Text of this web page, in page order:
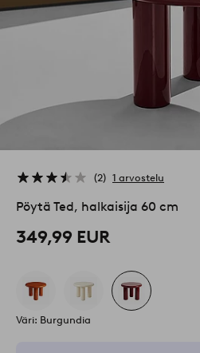
2 1 arvostelu
Pöytä Ted, halkaisija 60 cm
349,99 EUR
Väri: Burgundia